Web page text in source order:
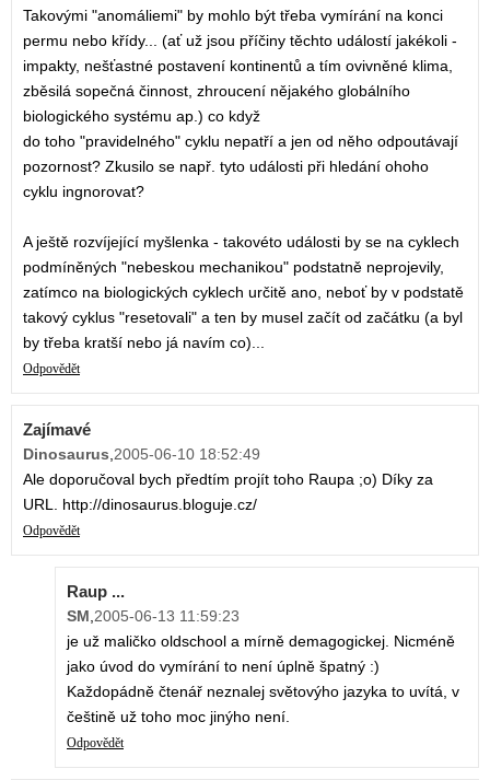
Takovými "anomáliemi" by mohlo být třeba vymírání na konci
permu nebo křídy... (ať už jsou příčiny těchto událostí jakékoli -
impakty, nešťastné postavení kontinentů a tím ovivněné klima,
zběsilá sopečná činnost, zhroucení nějakého globálního
biologického systému ap.) co když
do toho "pravidelného" cyklu nepatří a jen od něho odpoutávají
pozornost? Zkusilo se např. tyto události při hledání ohoho
cyklu ingnorovat?
A ještě rozvíjející myšlenka - takovéto události by se na cyklech
podmíněných "nebeskou mechanikou" podstatně neprojevily,
zatímco na biologických cyklech určitě ano, neboť by v podstatě
takový cyklus "resetovali" a ten by musel začít od začátku (a byl
by třeba kratší nebo já navím co)...
Odpovědět
Zajímavé
Dinosaurus 2005-06-10 18:52:49
Ale doporučoval bych předtím projít toho Raupa ;o) Díky za
URL. http://dinosaurus.bloguje.cz/
Odpovědět
Raup ...
SM 2005-06-13 11:59:23
je už maličko oldschool a mírně demagogickej. Nicméně
jako úvod do vymírání to není úplně špatný :)
Každopádně čtenář neznalej světovýho jazyka to uvítá, v
češtině už toho moc jinýho není.
Odpovědět